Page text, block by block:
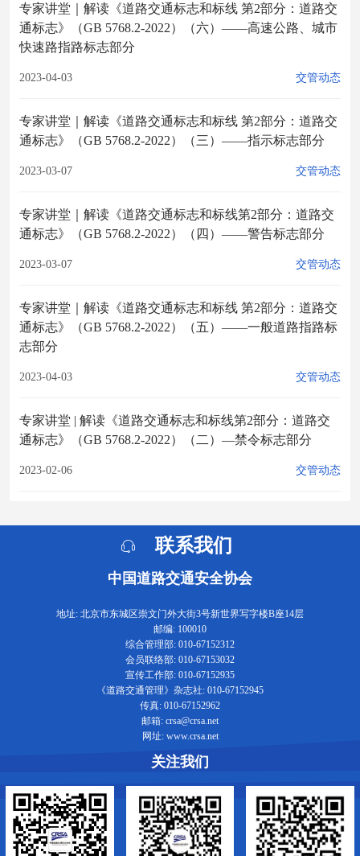
专家讲堂｜解读《道路交通标志和标线 第2部分：道路交
通标志》（GB 5768.2-2022）（六）——高速公路、城市
快速路指路标志部分
2023-04-03 交管动态
专家讲堂｜解读《道路交通标志和标线 第2部分：道路交
通标志》（GB 5768.2-2022）（三）——指示标志部分
2023-03-07 交管动态
专家讲堂｜解读《道路交通标志和标线第2部分：道路交
通标志》（GB 5768.2-2022）（四）——警告标志部分
2023-03-07 交管动态
专家讲堂｜解读《道路交通标志和标线 第2部分：道路交
通标志》（GB 5768.2-2022）（五）——一般道路指路标
志部分
2023-04-03 交管动态
专家讲堂 | 解读《道路交通标志和标线第2部分：道路交
通标志》（GB 5768.2-2022）（二）—禁令标志部分
2023-02-06 交管动态
联系我们
中国道路交通安全协会
地址: 北京市东城区崇文门外大街3号新世界写字楼B座14层
邮编: 100010
综合管理部: 010-67152312
会员联络部: 010-67153032
宣传工作部: 010-67152935
《道路交通管理》杂志社: 010-67152945
传真: 010-67152962
邮箱: crsa@crsa.net
网址: www.crsa.net
关注我们